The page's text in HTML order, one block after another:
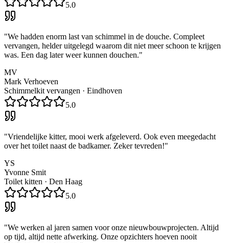
5.0
"We hadden enorm last van schimmel in de douche. Compleet
vervangen, helder uitgelegd waarom dit niet meer schoon te krijgen
was. Een dag later weer kunnen douchen."
MV
Mark Verhoeven
Schimmelkit vervangen · Eindhoven
5.0
"Vriendelijke kitter, mooi werk afgeleverd. Ook even meegedacht
over het toilet naast de badkamer. Zeker tevreden!"
YS
Yvonne Smit
Toilet kitten · Den Haag
5.0
"We werken al jaren samen voor onze nieuwbouwprojecten. Altijd
op tijd, altijd nette afwerking. Onze opzichters hoeven nooit